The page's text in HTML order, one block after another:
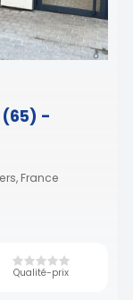
(65) -
France
Qualité-prix